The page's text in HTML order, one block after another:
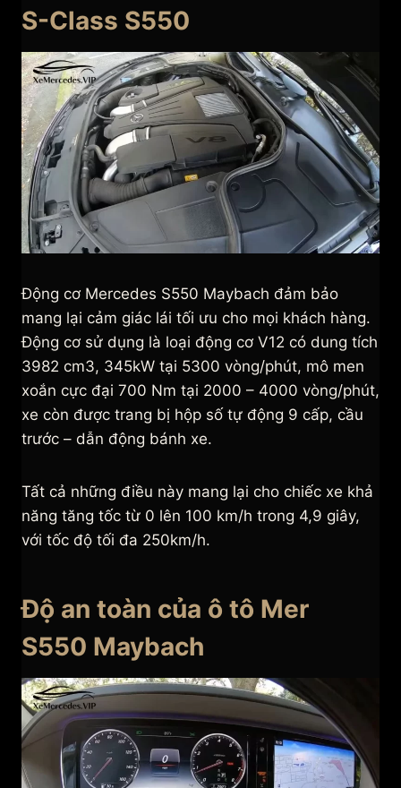
S-Class S550
Động cơ Mercedes S550 Maybach đảm bảo
mang lại cảm giác lái tối ưu cho mọi khách hàng.
Động cơ sử dụng là loại động cơ V12 có dung tích
3982 cm3, 345kW tại 5300 vòng/phút, mô men
xoắn cực đại 700 Nm tại 2000 – 4000 vòng/phút,
xe còn được trang bị hộp số tự động 9 cấp, cầu
trước – dẫn động bánh xe.
Tất cả những điều này mang lại cho chiếc xe khả
năng tăng tốc từ 0 lên 100 km/h trong 4,9 giây,
với tốc độ tối đa 250km/h.
Độ an toàn của ô tô Mer
S550 Maybach